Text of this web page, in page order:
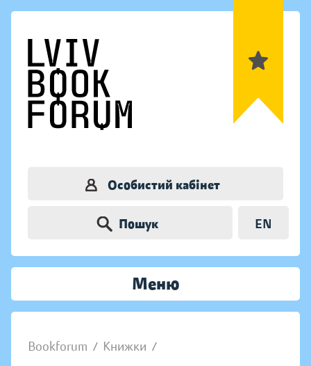
Особистий кабінет
Пошук EN
Меню
Bookforum / Книжки /